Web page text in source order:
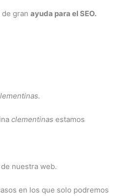
gran ayuda para el SEO.
clementinas estamos
nuestra web.
en los que solo podremos